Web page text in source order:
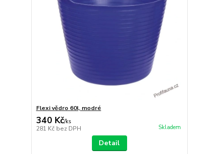
Flexi vědro 60l, modré
340 Kč/ks
281 Kč bez DPH Skladem
Detail